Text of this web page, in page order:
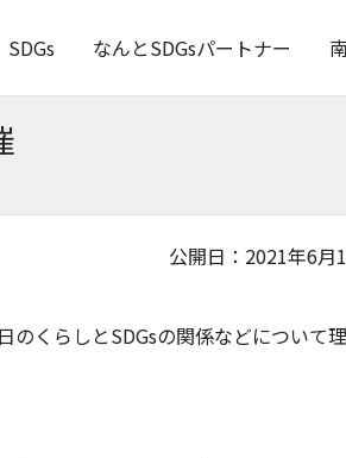
SDGs なんとSDGsパートナー
公開日：2021年6月
のくらしとSDGsの関係などについて理